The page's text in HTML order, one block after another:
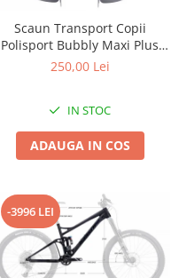
Scaun Transport Copii
Polisport Bubbly Maxi Plus
CFS PRINDERE pe PORTBAGAJ
250,00 Lei
IN STOC
ADAUGA IN COS
-3996 LEI